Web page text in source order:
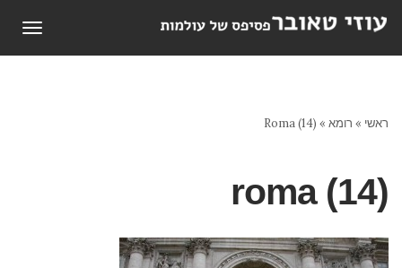
ראשי » רומא »
Roma (14)
roma (14)